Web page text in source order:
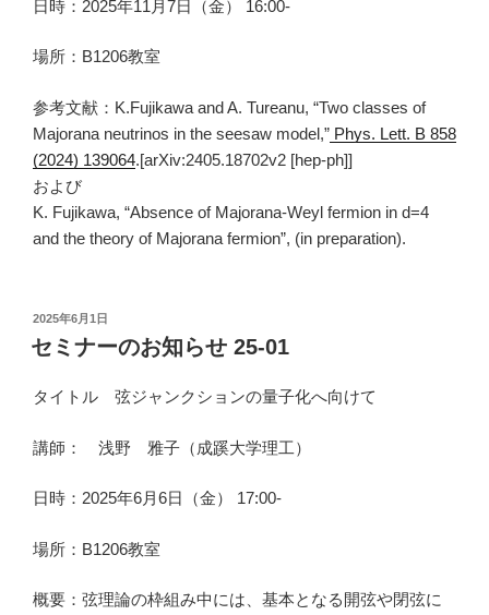
日時：2025年11月7日（金） 16:00-
場所：B1206教室
参考文献：K.Fujikawa and A. Tureanu, “Two classes of
Majorana neutrinos in the seesaw model,” Phys. Lett. B 858
(2024) 139064.[arXiv:2405.18702v2 [hep-ph]]
および
K. Fujikawa, “Absence of Majorana-Weyl fermion in d=4
and the theory of Majorana fermion”, (in preparation).
投
稿
日:
2025年6月1日
セミナーのお知らせ 25-01
タイトル 弦ジャンクションの量子化へ向けて
講師： 浅野 雅子 （成蹊大学理工）
日時：2025年6月6日（金） 17:00-
場所：B1206教室
概要：弦理論の枠組み中には、基本となる開弦や閉弦に